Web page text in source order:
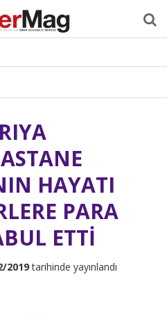
Dergi Editörden
Sizden Gelenler
İletişim
HAYATI
PARA
ETTİ
2019tarihinde yayınlandı